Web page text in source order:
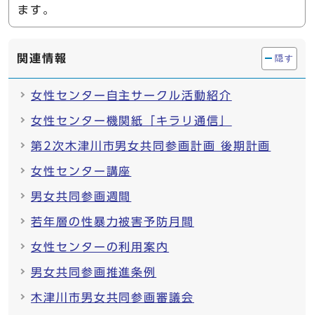
ます。
関連情報 隠す
女性センター自主サークル活動紹介
女性センター機関紙「キラリ通信」
第2次木津川市男女共同参画計画 後期計画
女性センター講座
男女共同参画週間
若年層の性暴力被害予防月間
女性センターの利用案内
男女共同参画推進条例
木津川市男女共同参画審議会